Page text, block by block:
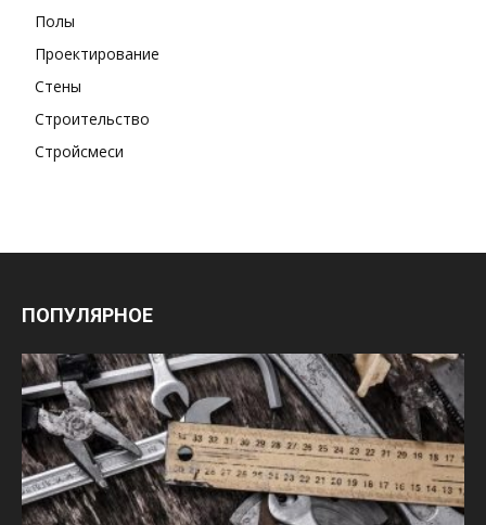
Полы
Проектирование
Стены
Строительство
Стройсмеси
ПОПУЛЯРНОЕ